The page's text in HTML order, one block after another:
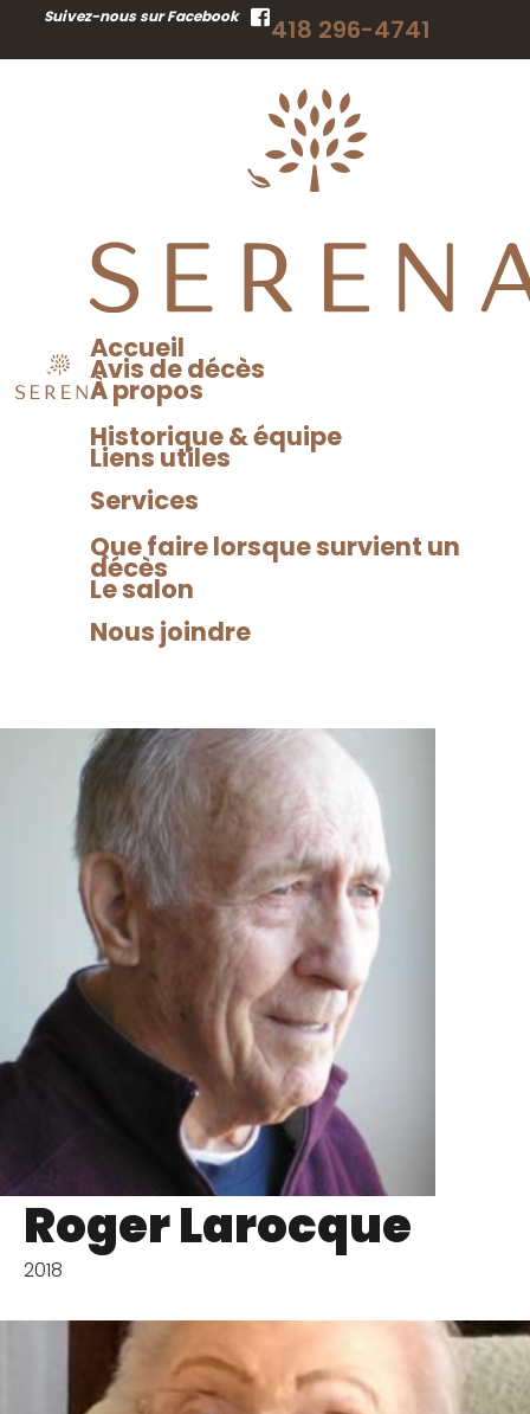
Suivez-nous sur Facebook 418 296-4741
Accueil
Avis de décès
À propos
Historique & équipe
Liens utiles
Services
Que faire lorsque survient un
décès
Le salon
Nous joindre
RECHERCHER
Léopold Fournier
Roger Larocque
2018